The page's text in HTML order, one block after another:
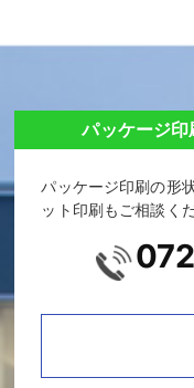
パッケージ印
パッケージ印刷の形
ット印刷もご相談く